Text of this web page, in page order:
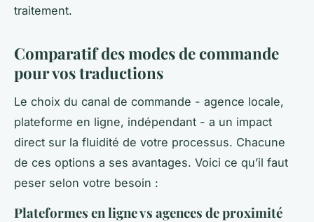
traitement.
Comparatif des modes de commande
pour vos traductions
Le choix du canal de commande - agence locale,
plateforme en ligne, indépendant - a un impact
direct sur la fluidité de votre processus. Chacune
de ces options a ses avantages. Voici ce qu’il faut
peser selon votre besoin :
Plateformes en ligne vs agences de proximité